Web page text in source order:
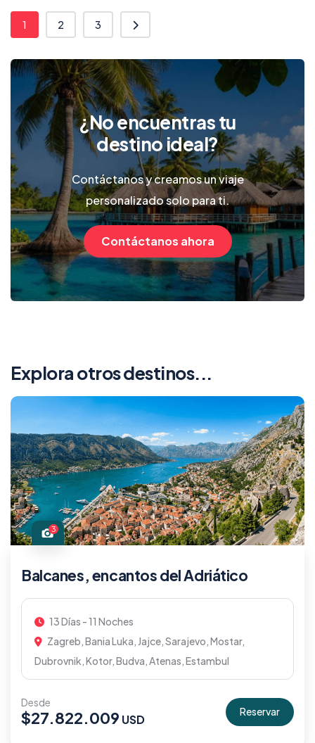
1 2 3
¿No encuentras tu
destino ideal?
Contáctanos y creamos un viaje
personalizado solo para ti.
Contáctanos ahora
Explora otros destinos...
3
Balcanes, encantos del Adriático
13 Días - 11 Noches
Zagreb, Bania Luka, Jajce, Sarajevo, Mostar,
Dubrovnik, Kotor, Budva, Atenas, Estambul
Desde
$27.822.009 Reservar